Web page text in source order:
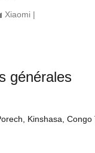
Xiaomi |
générales
Kinshasa,